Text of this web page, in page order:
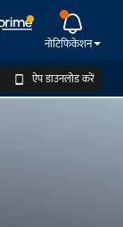
नोटिफिकेशन
ऐप डाउनलोड करें